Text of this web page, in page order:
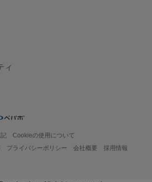
ィ
Cookieの使用について
プライバシーポリシー 会社概要
採用情報